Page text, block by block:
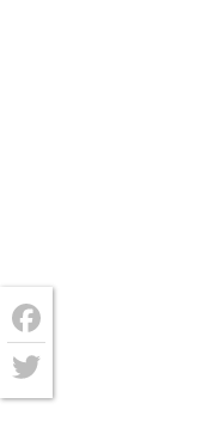
Facebook
Twitter